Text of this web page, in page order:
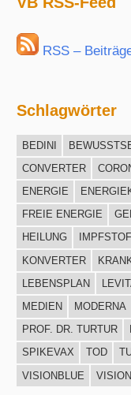
RSS –
Schlagwörter
BEDINI
CONVERTER
ENERGIE
FREIE ENERGIE
HEILUNG
KONVERTER
LEBENSPLAN
MEDIEN
MODERNA
PROF. DR. TURTUR
SPIKEVAX
TOD
VISIONBLUE